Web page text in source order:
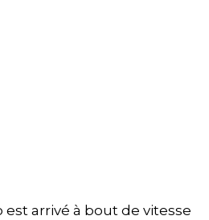
est arrivé à bout de vitesse